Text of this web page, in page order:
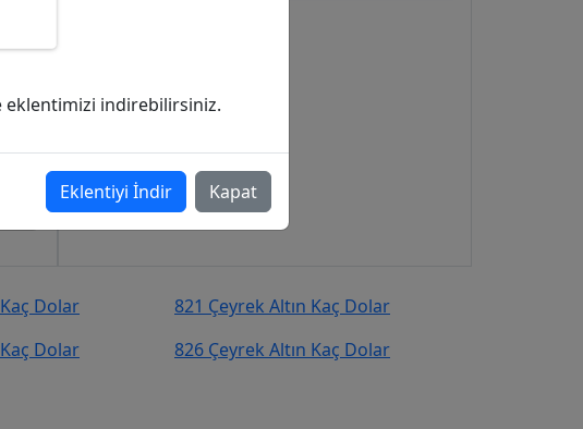
Dolar
821 Çeyrek Altın Kaç Dolar
Dolar
826 Çeyrek Altın Kaç Dolar
eklentimizi indirebilirsiniz.
Eklentiyi İndir Kapat